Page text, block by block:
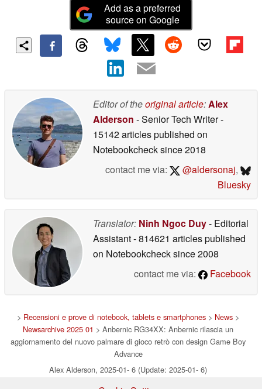
Add as a preferred
source on Google
Editor of theoriginal article:Alex
Alderson - Senior Tech Writer-
15142 articles published on
Notebookchecksince 2018
contact me via:
@aldersonaj,
Bluesky
Translator: Ninh Ngoc Duy- Editorial
Assistant- 814621 articles published
on Notebookchecksince 2008
contact me via:
Facebook
> Recensioni e prove di notebook, tablets e smartphones > News >
Newsarchive 2025 01 > Anbernic RG34XX: Anbernic rilascia un
aggiornamento del nuovo palmare di gioco retrò con design Game Boy
Advance
Alex Alderson, 2025-01- 6 (Update: 2025-01- 6)